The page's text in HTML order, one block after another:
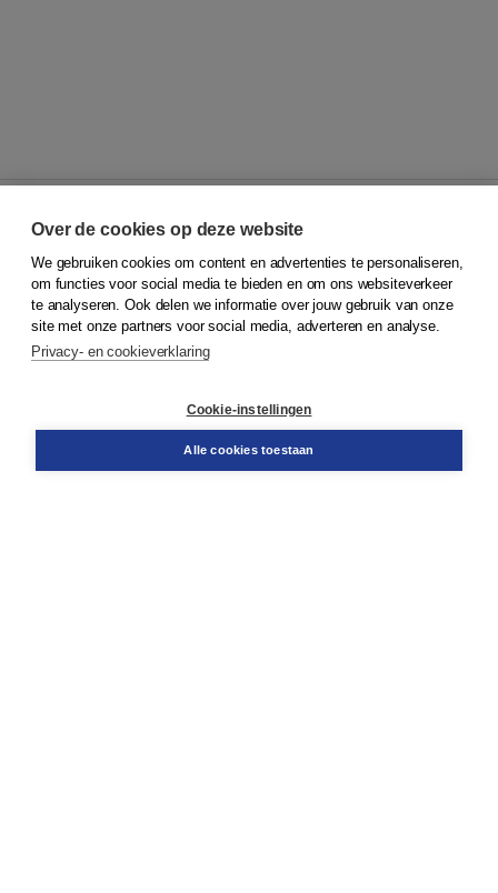
© 2026Koninklijke Boom uitgevers
Klantenservice
Service & informatie
Contact
Over de cookies op deze website
We gebruiken cookies om content en advertenties te personaliseren,
om functies voor social media te bieden en om ons websiteverkeer
te analyseren. Ook delen we informatie over jouw gebruik van onze
site met onze partners voor social media, adverteren en analyse.
Privacy- en cookieverklaring
Cookie-instellingen
Alle cookies toestaan